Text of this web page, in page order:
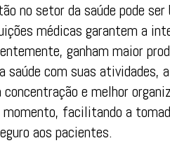
no setor da saúde pode
médicas garantem a
ganham maior
com suas atividades,
e melhor
facilitando a
aos pacientes.